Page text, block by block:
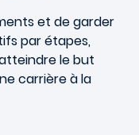
et de garder
par étapes,
le but
carrière à la